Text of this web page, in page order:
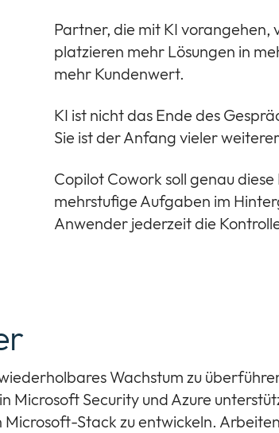
Partner, die mit KI vorangehen,
platzieren mehr Lösungen in
mehr Kundenwert.
KI ist nicht das Ende des
Sie ist der Anfang vieler
Copilot Cowork soll genau
mehrstufige Aufgaben im
Anwender jederzeit die
Wachstum zu
Microsoft Security und Azure
Stack zu entwickeln.